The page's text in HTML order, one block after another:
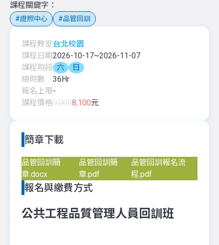
課程關鍵字
證照中心 品管回訓
課程教室台北校園
課程日期2026-10-17~2026-11-07
課程時段 六
日
總時數
36Hr
報名上限-
課程價格9,0008,100元
簡章下載
品管回訓簡
章.docx
品管回訓簡
章.pdf
品管回訓報名流
程.pdf
報名與繳費方式
公共工程品質管理人員回訓班